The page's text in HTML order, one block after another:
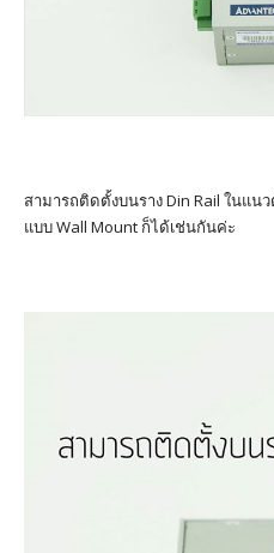
สามารถติดตั้งบนราง Din Rail ในแ
แบบ Wall Mount ก็ได้เช่นกันค่ะ